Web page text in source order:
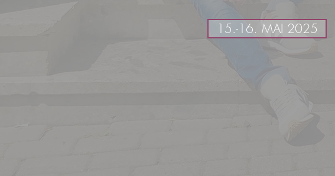
15.-16. MAI 2025